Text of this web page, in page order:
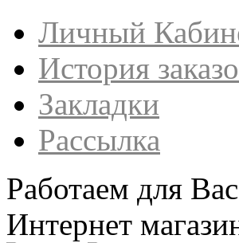
Личный
История
Закладки
Рассылка
Работаем для
Интернет